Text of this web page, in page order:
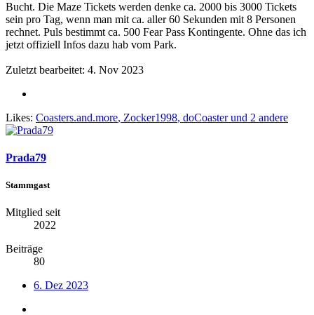
Bucht. Die Maze Tickets werden denke ca. 2000 bis 3000 Tickets
sein pro Tag, wenn man mit ca. aller 60 Sekunden mit 8 Personen
rechnet. Puls bestimmt ca. 500 Fear Pass Kontingente. Ohne das ich
jetzt offiziell Infos dazu hab vom Park.
Zuletzt bearbeitet: 4. Nov 2023
Likes: Coasters.and.more, Zocker1998, doCoasterund 2 andere
Prada79
Stammgast
Mitglied seit
2022
Beiträge
80
6. Dez 2023